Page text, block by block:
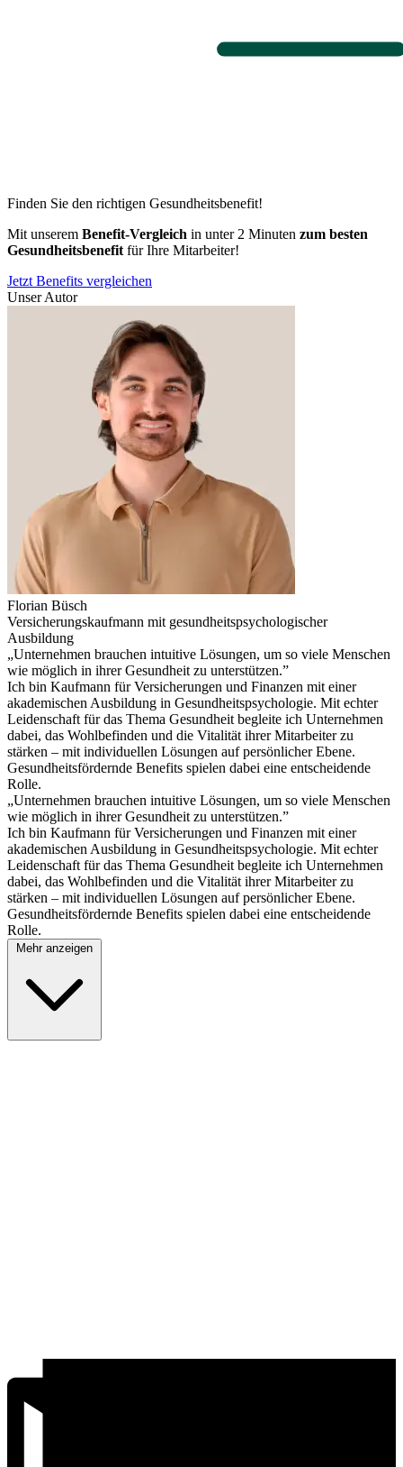
Finden Sie den richtigen Gesundheitsbenefit!
Mit unserem Benefit-Vergleich in unter 2 Minuten zum besten
Gesundheitsbenefit für Ihre Mitarbeiter!
Jetzt Benefits vergleichen
Unser Autor
Florian Büsch
Versicherungskaufmann mit gesundheitspsychologischer
Ausbildung
„Unternehmen brauchen intuitive Lösungen, um so viele Menschen
wie möglich in ihrer Gesundheit zu unterstützen.”
Ich bin Kaufmann für Versicherungen und Finanzen mit einer
akademischen Ausbildung in Gesundheitspsychologie. Mit echter
Leidenschaft für das Thema Gesundheit begleite ich Unternehmen
dabei, das Wohlbefinden und die Vitalität ihrer Mitarbeiter zu
stärken – mit individuellen Lösungen auf persönlicher Ebene.
Gesundheitsfördernde Benefits spielen dabei eine entscheidende
Rolle.
„Unternehmen brauchen intuitive Lösungen, um so viele Menschen
wie möglich in ihrer Gesundheit zu unterstützen.”
Ich bin Kaufmann für Versicherungen und Finanzen mit einer
akademischen Ausbildung in Gesundheitspsychologie. Mit echter
Leidenschaft für das Thema Gesundheit begleite ich Unternehmen
dabei, das Wohlbefinden und die Vitalität ihrer Mitarbeiter zu
stärken – mit individuellen Lösungen auf persönlicher Ebene.
Gesundheitsfördernde Benefits spielen dabei eine entscheidende
Rolle.
Mehr anzeigen